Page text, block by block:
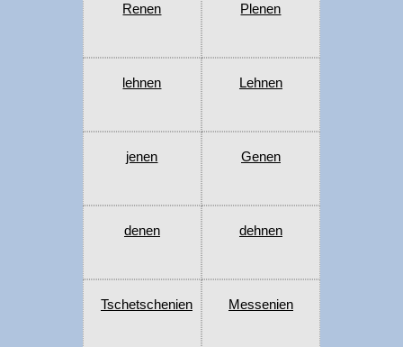
Renen Plenen
lehnen Lehnen
jenen Genen
denen dehnen
Tschetschenien Messenien